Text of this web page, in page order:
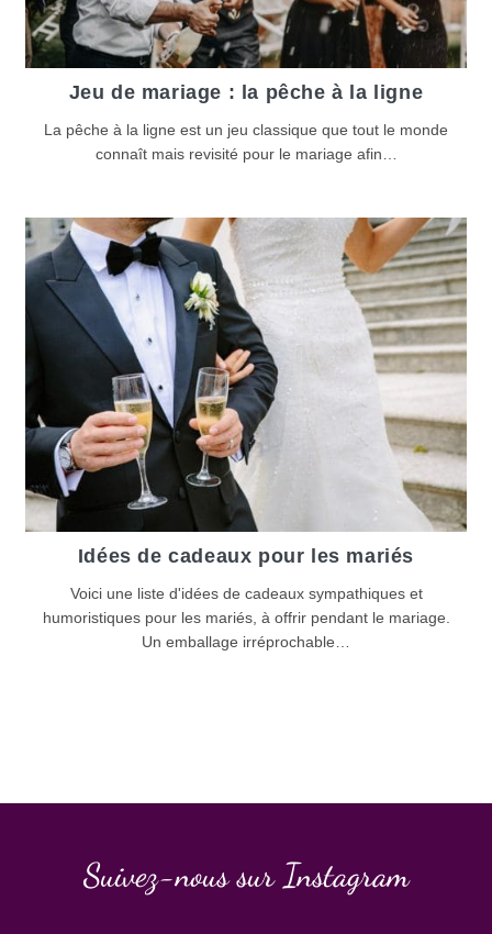
Jeu de mariage : la pêche à la ligne
La pêche à la ligne est un jeu classique que tout le monde
connaît mais revisité pour le mariage afin…
Idées de cadeaux pour les mariés
Voici une liste d'idées de cadeaux sympathiques et
humoristiques pour les mariés, à offrir pendant le mariage.
Un emballage irréprochable…
Suivez-nous sur Instagram